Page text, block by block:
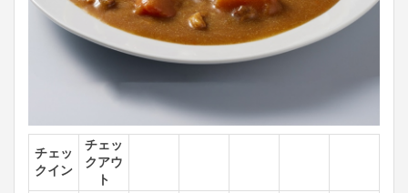
チェッ
クイン
チェッ
クアウ
ト